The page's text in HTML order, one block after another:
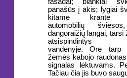
panašūs į akis; lygiai
kitame krante
automobilių
dangoraižių langai, tarsi
atsispindintys
vandenyje. Ore tarp
žemės kabojo
signalas lėktuvams.
Tačiau čia jis buvo